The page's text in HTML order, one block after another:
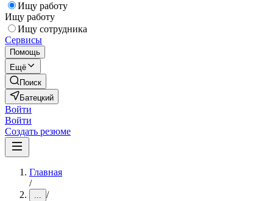
Ищу работу
Ищу работу
Ищу сотрудника
Сервисы
Помощь
Ещё
Поиск
Батецкий
Войти
Войти
Создать резюме
Главная
/
... /